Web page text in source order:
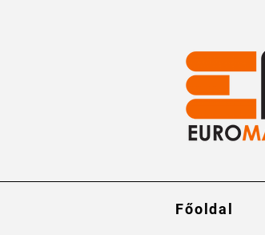
Főoldal